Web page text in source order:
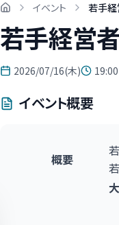
イベント 若手経
若手経営
2026/07/16(木)
イベント概要
概要